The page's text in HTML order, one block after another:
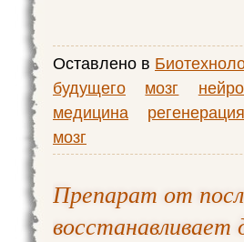
Оставлено в
будущего
мозг
медицина
регенерация
мозг
Препарат от
восстанавливает